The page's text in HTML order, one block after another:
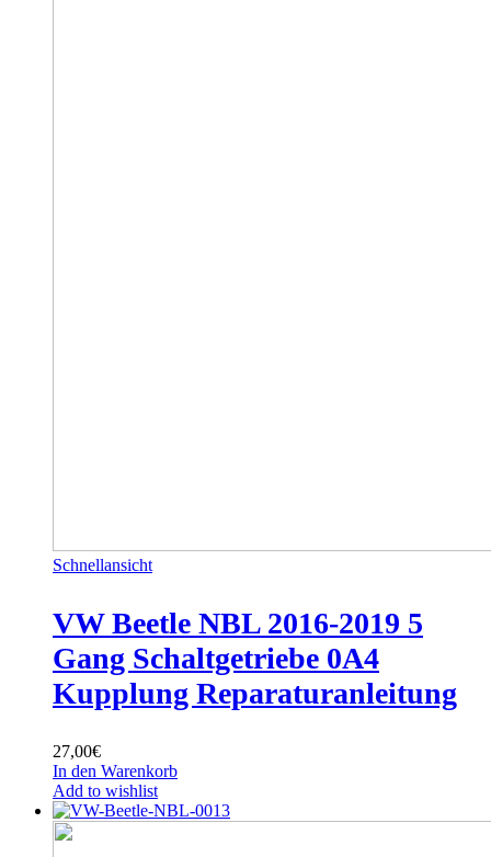
Schnellansicht
VW Beetle NBL 2016-2019 5
Gang Schaltgetriebe 0A4
Kupplung Reparaturanleitung
27,00€
In den Warenkorb
Add to wishlist